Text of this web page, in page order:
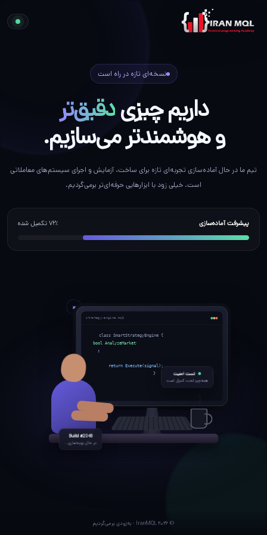
نسخه‌ای تازه در راه است
داریم چیزیدقیق‌تر
و هوشمندتر می‌سازیم.
تیم ما در حال آماده‌سازی تجربه‌ای تازه برای ساخت، آزمایش و اجرای سیستم‌های معاملاتی
است. خیلی زود با ابزارهایی حرفه‌ای‌تر برمی‌گردیم.
پیشرفت آماده‌سازی ۷۲٪ تکمیل شده
strategy-engine.mq5
class SmartStrategyEngine {
bool AnalyzeMarket() {
signal = ai.Predict(data);
return Execute(signal);
}
تست امنیت
همه‌چیز تحت کنترل است
Build #2048
در حال بهینه‌سازی...
© ۲۰۲۶ IranMQL · به‌زودی برمی‌گردیم